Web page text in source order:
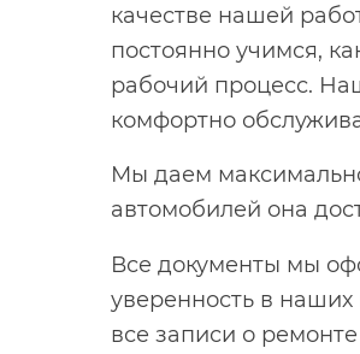
качестве нашей
постоянно учимся,
рабочий процесс.
комфортно
Мы даем
автомобилей она
Все документы мы
уверенность в
все записи о